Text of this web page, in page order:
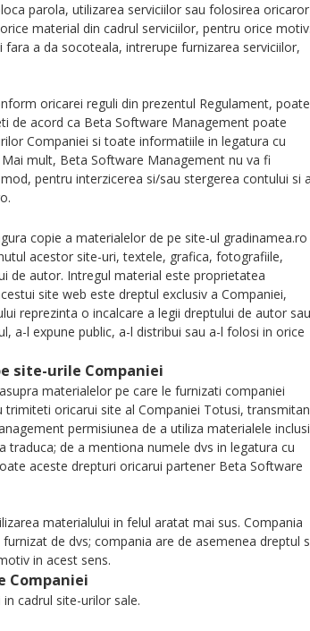
parola, utilizarea serviciilor sau folosirea oricaror
material din cadrul serviciilor, pentru orice
a da socoteala, intrerupe furnizarea serviciilor,
oricarei reguli din prezentul Regulament, poate
de acord ca Beta Software Management poate
Companiei si toate informatiile in legatura cu
mult, Beta Software Management nu va fi
pentru interzicerea si/sau stergerea contului si
copie a materialelor de pe site-ul gradinamea.ro
acestor site-uri, textele, grafica, fotografiile,
de autor. Intregul material este proprietatea
site web este dreptul exclusiv a Companiei,
reprezinta o incalcare a legii dreptului de autor sau
a-l expune public, a-l distribui sau a-l folosi in orice
site-urile Companiei
materialelor pe care le furnizati companiei
trimiteti oricarui site al Companiei Totusi,
permisiunea de a utiliza materialele
traduca; de a mentiona numele dvs in legatura cu
aceste drepturi oricarui partener Beta Software
materialului in felul aratat mai sus. Compania
de dvs; compania are de asemenea dreptul
in acest sens.
Companiei
cadrul site-urilor sale.